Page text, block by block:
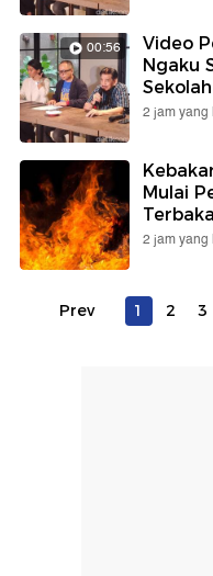
00:56
Video
Ngaku
Sekolah
2 jam yang
Mulai
2 jam yang
Prev 1 2 3